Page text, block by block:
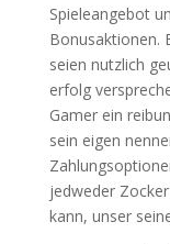
Spieleangebot
Bonusaktionen.
seien nutzlich
erfolg
Gamer ein
sein eigen
jedweder
kann, unser